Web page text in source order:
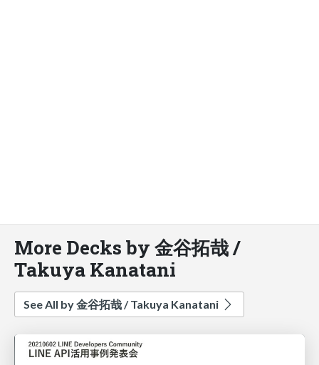
More Decks by 金谷拓哉 /
Takuya Kanatani
See All by 金谷拓哉 / Takuya Kanatani